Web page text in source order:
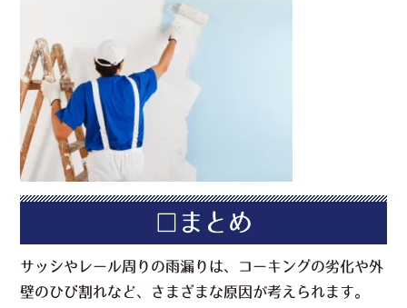
□まとめ
サッシやレール周りの雨漏りは、コーキングの劣化や外
壁のひび割れなど、さまざまな原因が考えられます。